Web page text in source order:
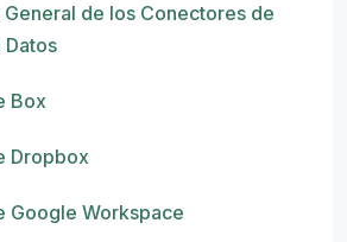
de los Conectores de
Datos
Box
Dropbox
Google Workspace